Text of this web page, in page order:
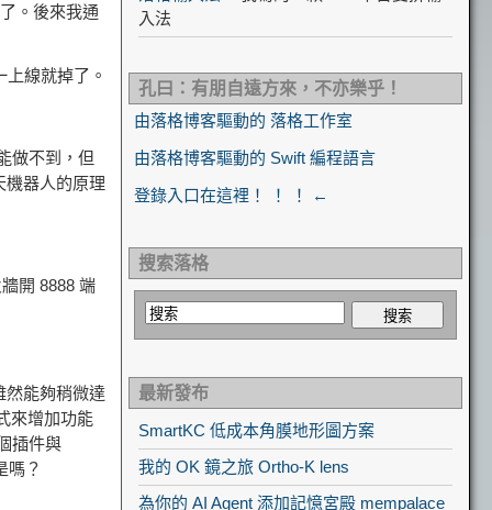
。後來我通
線就掉了。
做不到，但
機器人的原理
開 8888 端
然能夠稍微達
來增加功能
插件與
嗎？
入法
孔曰：有朋自遠方來，不亦樂乎！
由落格博客驅動的 落格工作室
由落格博客驅動的 Swift 編程語言
登錄入口在這裡！ ！ ！ ←
搜索落格
最新發布
SmartKC 低成本角膜地形圖方案
我的 OK 鏡之旅 Ortho-K lens
為你的 AI Agent 添加記憶宮殿 mempalace